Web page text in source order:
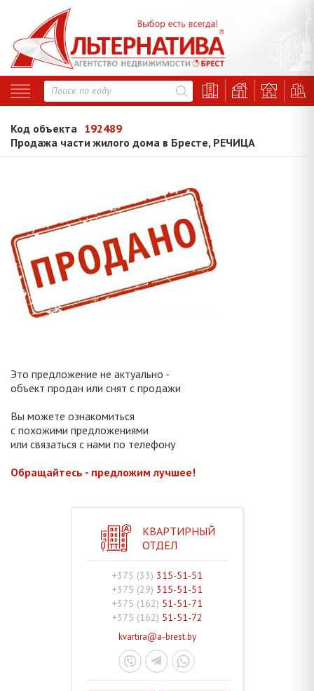
Код объекта 192489
Продажа части жилого дома в Бресте, РЕЧИЦА
Это предложение не актуально -
объект продан или снят с продажи
Вы можете ознакомиться
с похожими предложениями
или связаться с нами по телефону
Обращайтесь - предложим лучшее!
КВАРТИРНЫЙ
ОТДЕЛ
+375 (33) 315-51-51
+375 (29) 315-51-51
+375 (162) 51-51-71
+375 (162) 51-51-72
kvartira@a-brest.by